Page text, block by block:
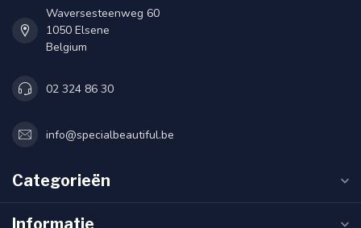
Waversesteenweg 60
1050 Elsene
Belgium
02 324 86 30
info@specialbeautiful.be
Categorieën
Informatie